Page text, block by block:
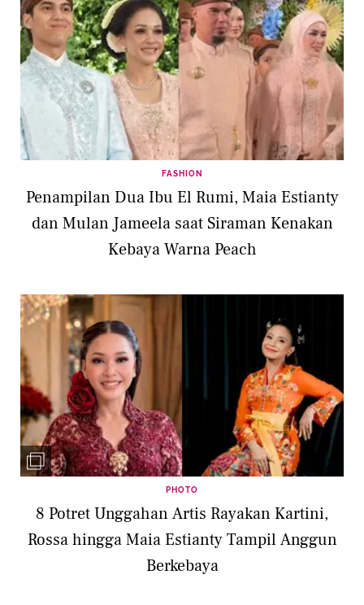
FASHION
Penampilan Dua Ibu El Rumi, Maia Estianty
dan Mulan Jameela saat Siraman Kenakan
Kebaya Warna Peach
PHOTO
8 Potret Unggahan Artis Rayakan Kartini,
Rossa hingga Maia Estianty Tampil Anggun
Berkebaya